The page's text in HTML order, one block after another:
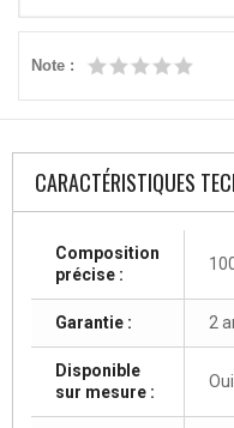
Note :
CARACTÉRISTIQUES
Composition
précise :
Garantie : 2
Disponible
sur mesure :
Oui